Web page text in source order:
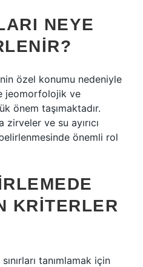
NEYE
özel konumu nedeniyle
jeomorfolojik ve
önem taşımaktadır.
ve su ayırıcı
önemli rol
KRITERLER
tanımlamak için